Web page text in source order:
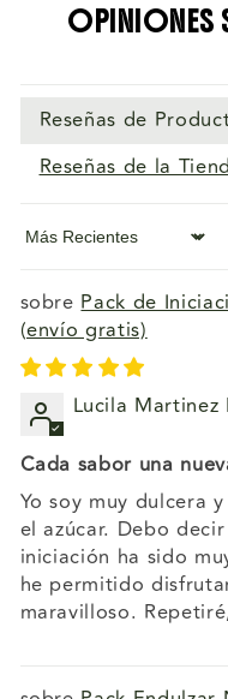
OPINIONES
Reseñas de
Reseñas de la
Sort by
Pack de
(envío gratis)
Lucila Martinez
Cada sabor una
Yo soy muy dulcera
el azúcar. Debo
iniciación ha sido
he permitido
maravilloso.